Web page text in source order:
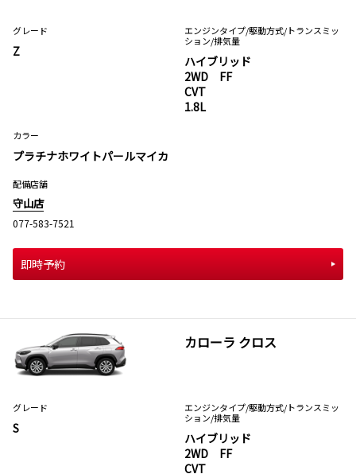
グレード
Z
エンジンタイプ/駆動方式/トランスミッ
ション/排気量
ハイブリッド
2WD FF
CVT
1.8L
カラー
プラチナホワイトパールマイカ
配備店舗
守山店
077-583-7521
即時予約
カローラ クロス
グレード
S
エンジンタイプ/駆動方式/トランスミッ
ション/排気量
ハイブリッド
2WD FF
CVT